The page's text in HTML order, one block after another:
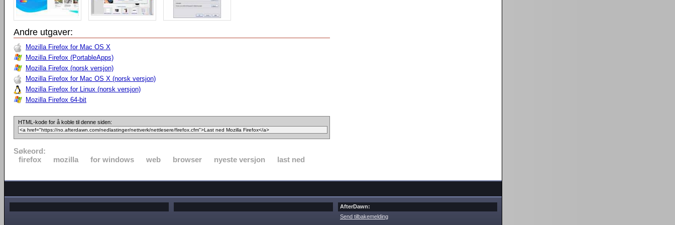
Andre utgaver:
Mozilla Firefox for Mac OS X
Mozilla Firefox (PortableApps)
Mozilla Firefox (norsk versjon)
Mozilla Firefox for Mac OS X (norsk versjon)
Mozilla Firefox for Linux (norsk versjon)
Mozilla Firefox 64-bit
HTML-kode for å koble til denne siden:
Søkeord:
firefox
mozilla for windows web browser nyeste versjon last ned
AfterDawn:
Send tilbakemelding